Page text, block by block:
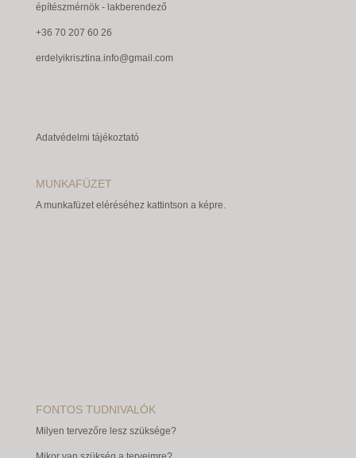
építészmérnök - lakberendező
+36 70 207 60 26
erdelyikrisztina.info@gmail.com
Adatvédelmi tájékoztató
MUNKAFÜZET
A munkafüzet eléréséhez kattintson a képre.
FONTOS TUDNIVALÓK
Milyen tervezőre lesz szüksége?